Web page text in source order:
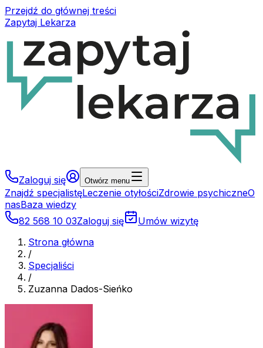
Przejdź do głównej treści
Zapytaj Lekarza
Zaloguj się Otwórz menu
Znajdź specjalistęLeczenie otyłościZdrowie psychiczneO
nasBaza wiedzy
82 568 10 03Zaloguj się
Umów wizytę
Strona główna
/
Specjaliści
/
Zuzanna Dados-Sieńko